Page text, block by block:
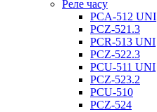
Реле часу
PCA-512 UNI
PCZ-521.3
PCR-513 UNI
PCZ-522.3
PCU-511 UNI
PCZ-523.2
PCU-510
PCZ-524